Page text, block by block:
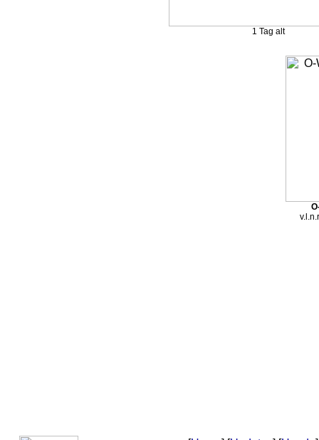
1 Tag alt